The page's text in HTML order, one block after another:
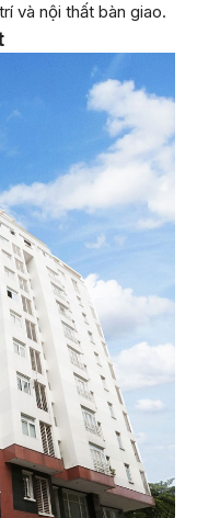
và nội thất bàn giao.